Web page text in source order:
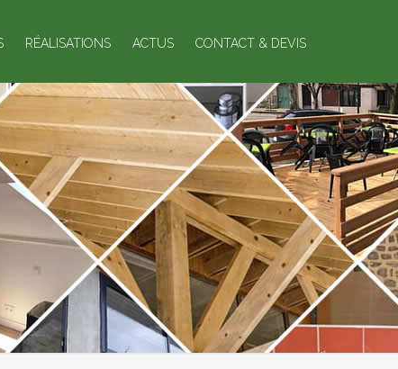
RÉALISATIONS ACTUS CONTACT & DEVIS